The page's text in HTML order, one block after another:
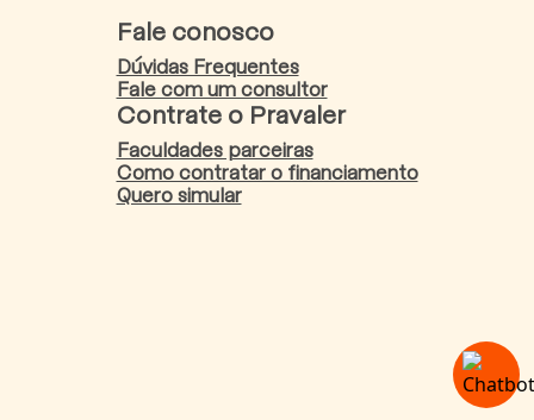
Fale conosco
Dúvidas Frequentes
Fale com um consultor
Contrate o Pravaler
Faculdades parceiras
Como contratar o financiamento
Quero simular